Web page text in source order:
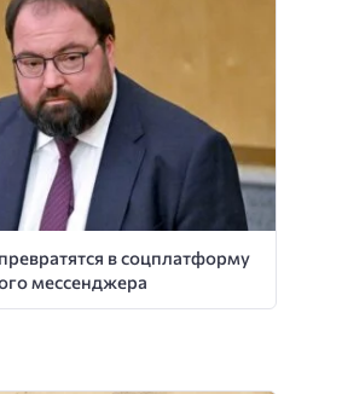
в соцплатформу
мессенджера